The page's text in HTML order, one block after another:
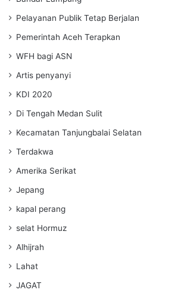
Pelayanan Publik Tetap Berjalan
Pemerintah Aceh Terapkan
WFH bagi ASN
Artis penyanyi
KDI 2020
Di Tengah Medan Sulit
Kecamatan Tanjungbalai Selatan
Terdakwa
Amerika Serikat
Jepang
kapal perang
selat Hormuz
Alhijrah
Lahat
JAGAT